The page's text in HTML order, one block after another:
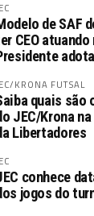
de SAF
CEO atuando
KRONA FUTSAL
quais são
JEC/Krona
Libertadores
conhece
jogos do